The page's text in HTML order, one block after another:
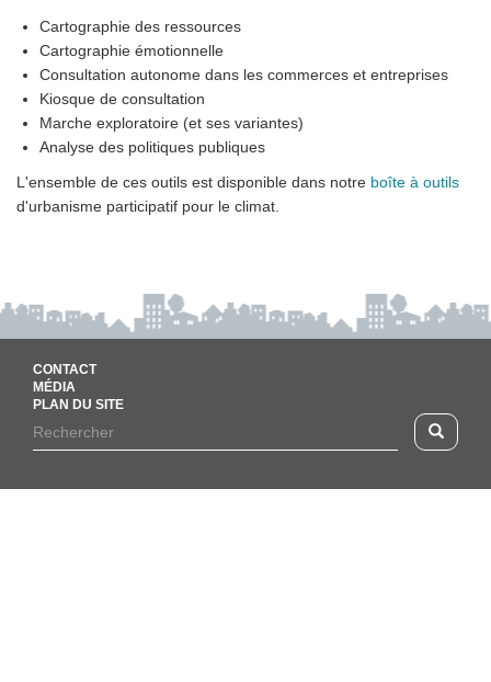
Cartographie des ressources
Cartographie émotionnelle
Consultation autonome dans les commerces et entreprises
Kiosque de consultation
Marche exploratoire (et ses variantes)
Analyse des politiques publiques
L'ensemble de ces outils est disponible dans notre boîte à outils
d'urbanisme participatif pour le climat.
Footer
CONTACT
MÉDIA
PLAN DU SITE
Rechercher